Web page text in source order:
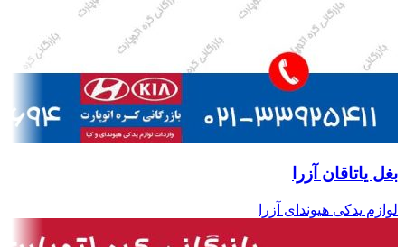
بغل یاتاقان آزرا
لوازم یدکی هیوندای آزرا